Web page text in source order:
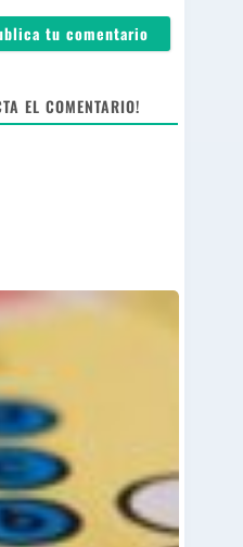
EL COMENTARIO!